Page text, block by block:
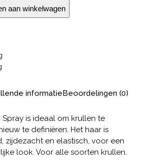
aan winkelwagen
informatieBeoordelingen (0)
Spray is ideaal om krullen te
te definiëren. Het haar is
zijdezacht en elastisch, voor een
look. Voor alle soorten krullen.